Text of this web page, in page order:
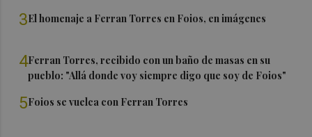
3El homenaje a Ferran Torres en Foios, en imágenes
4Ferran Torres, recibido con un baño de masas en su
pueblo: "Allá donde voy siempre digo que soy de Foios"
5Foios se vuelca con Ferran Torres